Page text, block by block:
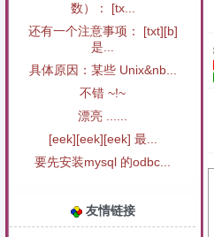
数）： [tx...
还有一个注意事项： [txt][b]
是...
具体原因：某些 Unix&nb...
不错 ~!~
漂亮 ......
[eek][eek][eek] 最...
要先安装mysql 的odbc...
友情链接